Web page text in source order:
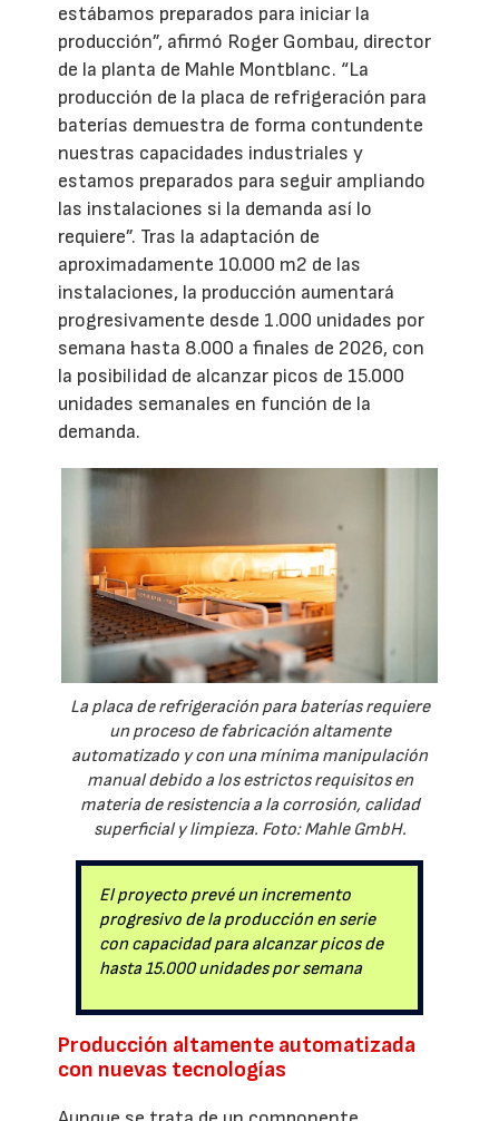
estábamos preparados para iniciar la
producción”, afirmó Roger Gombau, director
de la planta de Mahle Montblanc. “La
producción de la placa de refrigeración para
baterías demuestra de forma contundente
nuestras capacidades industriales y
estamos preparados para seguir ampliando
las instalaciones si la demanda así lo
requiere”. Tras la adaptación de
aproximadamente 10.000 m2 de las
instalaciones, la producción aumentará
progresivamente desde 1.000 unidades por
semana hasta 8.000 a finales de 2026, con
la posibilidad de alcanzar picos de 15.000
unidades semanales en función de la
demanda.
La placa de refrigeración para baterías requiere
un proceso de fabricación altamente
automatizado y con una mínima manipulación
manual debido a los estrictos requisitos en
materia de resistencia a la corrosión, calidad
superficial y limpieza. Foto: Mahle GmbH.
El proyecto prevé un incremento
progresivo de la producción en serie
con capacidad para alcanzar picos de
hasta 15.000 unidades por semana
Producción altamente automatizada
con nuevas tecnologías